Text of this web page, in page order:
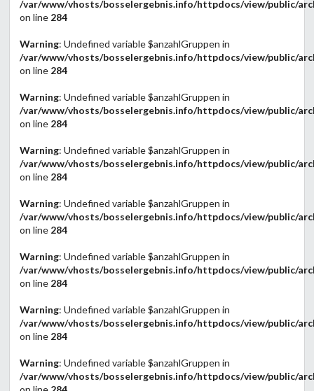
/var/www/vhosts/bosselergebnis.info/httpdocs/view/public/
on line 284
Warning: Undefined variable $anzahlGruppen in
/var/www/vhosts/bosselergebnis.info/httpdocs/view/public/
on line 284
Warning: Undefined variable $anzahlGruppen in
/var/www/vhosts/bosselergebnis.info/httpdocs/view/public/
on line 284
Warning: Undefined variable $anzahlGruppen in
/var/www/vhosts/bosselergebnis.info/httpdocs/view/public/
on line 284
Warning: Undefined variable $anzahlGruppen in
/var/www/vhosts/bosselergebnis.info/httpdocs/view/public/
on line 284
Warning: Undefined variable $anzahlGruppen in
/var/www/vhosts/bosselergebnis.info/httpdocs/view/public/
on line 284
Warning: Undefined variable $anzahlGruppen in
/var/www/vhosts/bosselergebnis.info/httpdocs/view/public/
on line 284
Warning: Undefined variable $anzahlGruppen in
/var/www/vhosts/bosselergebnis.info/httpdocs/view/public/